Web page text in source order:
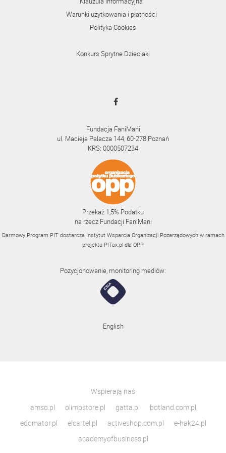
Warunki użytkowania i płatności
Polityka Cookies
Konkurs Sprytne Dzieciaki
Fundacja FaniMani
ul. Macieja Palacza 144, 60-278 Poznań
KRS: 0000507234
Przekaż 1,5% Podatku
na rzecz Fundacji FaniMani
Darmowy Program PIT dostarcza Instytut Wsparcia Organizacji Pozarządowych w ramach
projektu PITax.pl dla OPP
Pozycjonowanie, monitoring mediów:
English
Wspierają nas
amso.pl
olimpstore.pl gatta.pl
botland.com.pl
edomator.pl
elcartel.pl activeshop.com.pl
e-hak24.pl
academyofbusiness.pl